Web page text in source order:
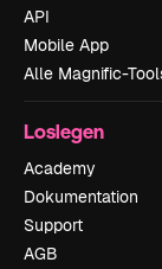
API
Mobile App
Alle Magnific-
Loslegen
Academy
Dokumentation
Support
AGB